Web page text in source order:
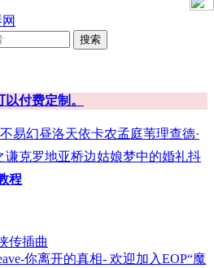
搜索
付费定制。
易幻昼洛天依卡农孟庭苇理查德·
谦克罗地亚桥边姑娘梦中的婚礼抖
程
传插曲
你离开的真相- 欢迎加入EOP“魔